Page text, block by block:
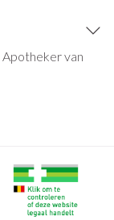
Apotheker van